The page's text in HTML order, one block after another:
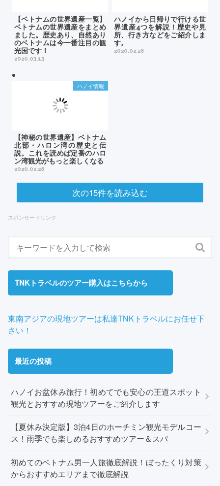
【ベトナムの世界遺産一覧】
ベトナムの世界遺産をまとめ
ました。歴史あり、自然あり
のベトナムは今一番注目の観
光国です！
2020.03.13
ハノイから日帰りで行ける世
界遺産4つを解説！歴史や見
所、行き方などをご紹介しま
す。
2020.02.28
【神秘の世界遺産】ベトナム
北部・ハロン湾の歴史と伝
説。これを読めば定番のハロ
ン湾観光がもっと楽しくなる
2020.02.28
ハノイ情報
次の15件を読み込む
スポンサードリンク
TNKトラベルのツアー購入はこちらから
東南アジアの現地ツアーは私達TNKトラベルにお任せ下
さい！
最近の投稿
ハノイお盆休み旅行！初めてでも安心の王道スポット
観光とおすすめ現地ツアーをご紹介します
【夏休み決定版】3泊4日のホーチミン観光モデルコー
ス！雨季でも楽しめるおすすめツアー＆スパ
初めてのベトナム男一人旅徹底解説！ぼったくり対策
からおすすめエリアまで徹底解説